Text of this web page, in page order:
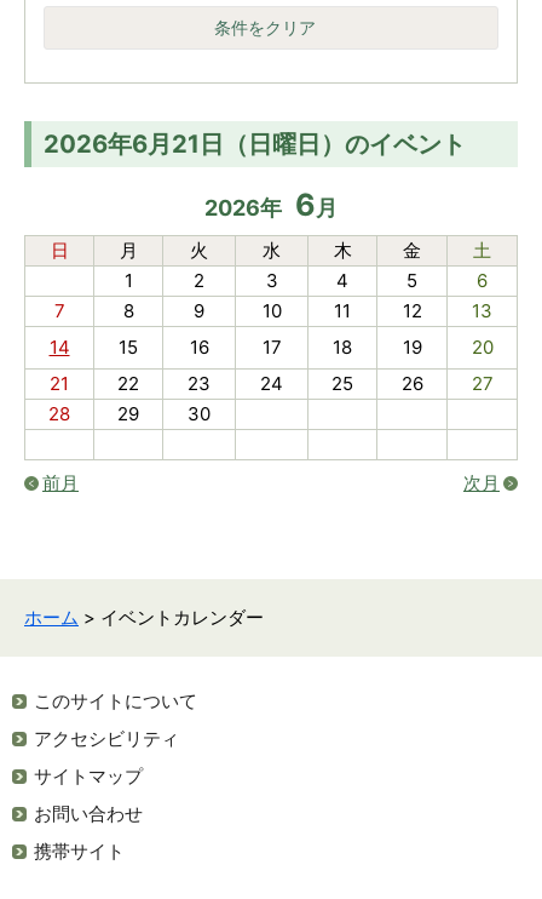
条件をクリア
2026年6月21日（日曜日）のイベント
2026年 6月
日 月 火 水 木 金
土
1
2 3 4 5
6
7
8 9 10 11 12
13
14
15 16 17 18 19
20
21
22 23 24 25 26
27
28
29 30
前月 次月
ホーム > イベントカレンダー
このサイトについて
アクセシビリティ
サイトマップ
お問い合わせ
携帯サイト